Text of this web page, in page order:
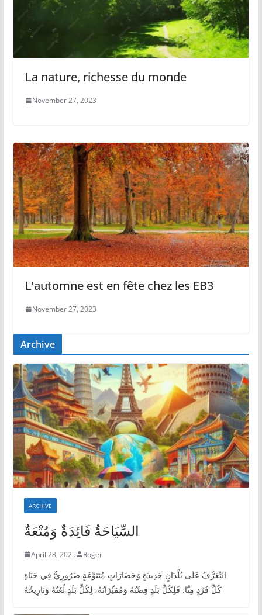
La nature, richesse du monde
November 27, 2023
L’automne est en fête chez les EB3
November 27, 2023
Archive
ARCHIVE
السِّيَاحَةُ فَائِدَةٌ وَمُتْعَةٌ
April 28, 2025 Roger
التَّعَرُّفُ عَلَى بُلْدَانٍ جَدِيدَةٍ وَحَضَارَاتٍ مُتَنَوِّعَةٍ ضَرُورِيٌّ فِي حَيَاةِ
كُلِّ فَرْدٍ مِنَّا. فَلِكُلِّ بَلَدٍ قِصَّتُهُ وَمُمَيِّزَاتُهُ، لِكُلِّ بَلَدٍ لُغَتُهُ وَتَارِيخُهُ